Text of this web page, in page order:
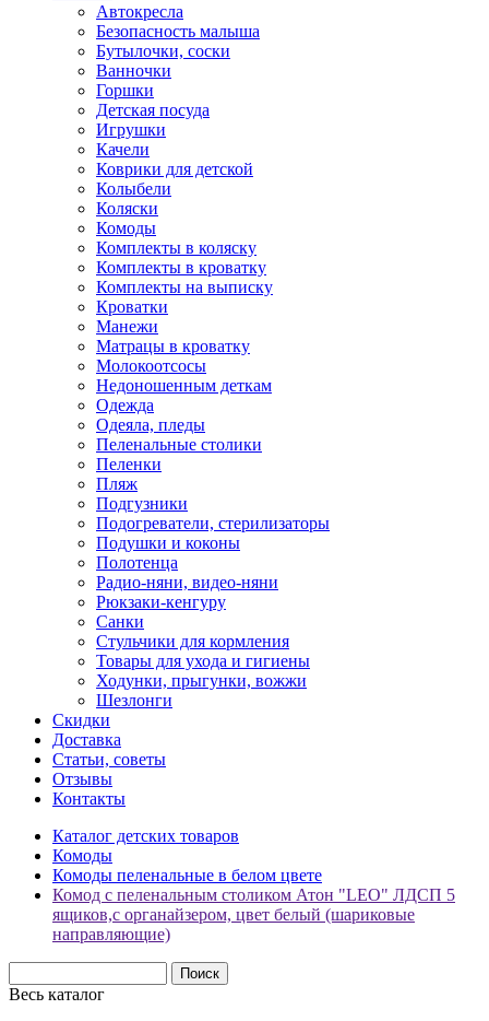
Автокресла
Безопасность малыша
Бутылочки, соски
Ванночки
Горшки
Детская посуда
Игрушки
Качели
Коврики для детской
Колыбели
Коляски
Комоды
Комплекты в коляску
Комплекты в кроватку
Комплекты на выписку
Кроватки
Манежи
Матрацы в кроватку
Молокоотсосы
Недоношенным деткам
Одежда
Одеяла, пледы
Пеленальные столики
Пеленки
Пляж
Подгузники
Подогреватели, стерилизаторы
Подушки и коконы
Полотенца
Радио-няни, видео-няни
Рюкзаки-кенгуру
Санки
Стульчики для кормления
Товары для ухода и гигиены
Ходунки, прыгунки, вожжи
Шезлонги
Скидки
Доставка
Статьи, советы
Отзывы
Контакты
Каталог детских товаров
Комоды
Комоды пеленальные в белом цвете
Комод с пеленальным столиком Атон "LEO" ЛДСП 5
ящиков,с органайзером, цвет белый (шариковые
направляющие)
Весь каталог